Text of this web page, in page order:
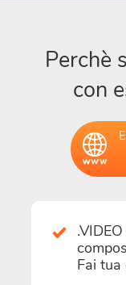
Perchè
con
Fai tua